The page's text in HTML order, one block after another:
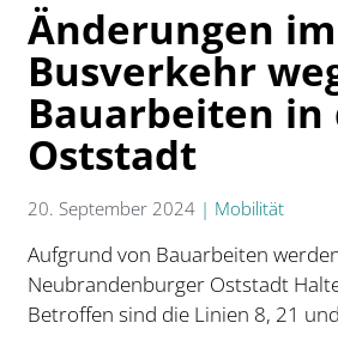
Änderungen im
Busverkehr
Bauarbeiten in
Oststadt
20. September 2024 | Mobilität
Aufgrund von Bauarbeiten
Neubrandenburger Oststadt
Betroffen sind die Linien 8, 21